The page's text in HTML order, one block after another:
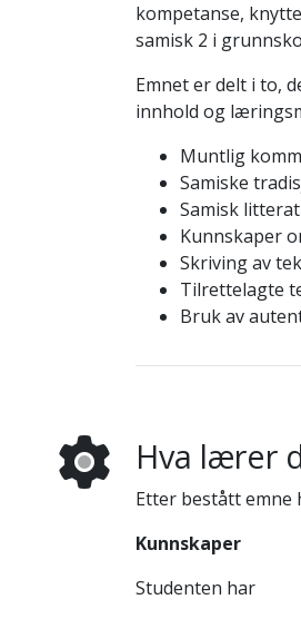
kompetanse,
samisk 2 i
Emnet er delt i to,
innhold og
Muntlig
Samiske
Samisk
Kunnskaper
Skriving av
Tilrettelagte
Bruk av
Hva lærer
Etter bestått
Kunnskaper
Studenten har